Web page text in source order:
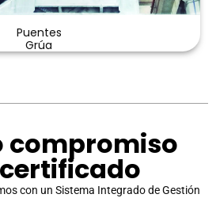
Puentes
Grúa
compromiso
con un Sistema Integrado de Gestión